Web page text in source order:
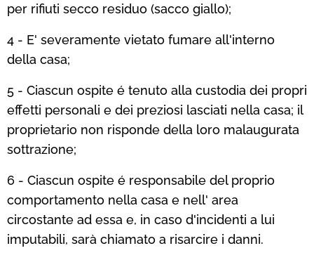
per rifiuti secco residuo (sacco giallo);
4 - E' severamente vietato fumare all'interno
della casa;
5 - Ciascun ospite é tenuto alla custodia dei propri
effetti personali e dei preziosi lasciati nella casa; il
proprietario non risponde della loro malaugurata
sottrazione;
6 - Ciascun ospite é responsabile del proprio
comportamento nella casa e nell' area
circostante ad essa e, in caso d'incidenti a lui
imputabili, sarà chiamato a risarcire i danni.